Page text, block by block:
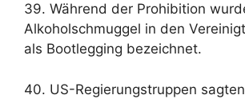
39. Während der Prohibition
Alkoholschmuggel in den
als Bootlegging bezeichnet.
40. US-Regierungstruppen